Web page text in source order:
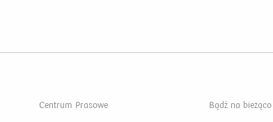
Centrum Prasowe Bądź na bieżąco